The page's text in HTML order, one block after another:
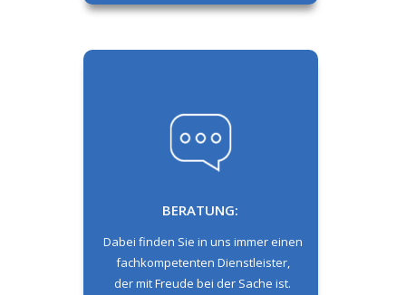
BERATUNG:
Dabei finden Sie in uns immer einen
fachkompetenten Dienstleister,
der mit Freude bei der Sache ist.